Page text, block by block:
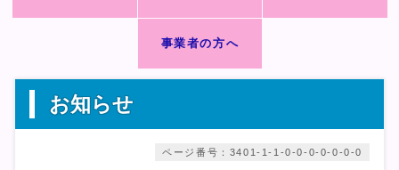
事業者の方へ
お知らせ
ページ番号：3401-1-1-0-0-0-0-0-0-0